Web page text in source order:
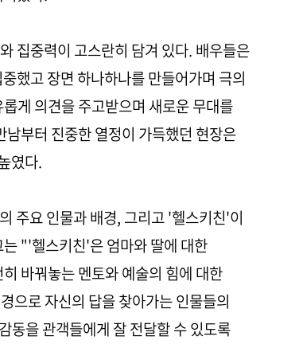
집중력이 고스란히 담겨 있다. 배우들은
했고 장면 하나하나를 만들어가며 극의
게 의견을 주고받으며 새로운 무대를
부터 진중한 열정이 가득했던 현장은
였다.
주요 인물과 배경, 그리고 '헬스키친'이
"'헬스키친'은 엄마와 딸에 대한
바꿔놓는 멘토와 예술의 힘에 대한
으로 자신의 답을 찾아가는 인물들의
동을 관객들에게 잘 전달할 수 있도록